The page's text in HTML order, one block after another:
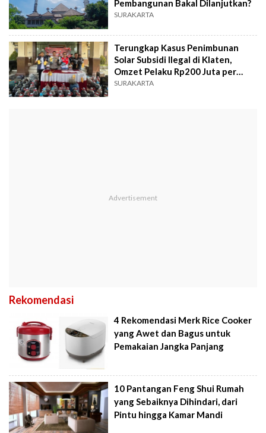
Pembangunan Bakal Dilanjutkan?
SURAKARTA
Terungkap Kasus Penimbunan
Solar Subsidi Ilegal di Klaten,
Omzet Pelaku Rp200 Juta per
Bulan
SURAKARTA
Rekomendasi
4 Rekomendasi Merk Rice Cooker
yang Awet dan Bagus untuk
Pemakaian Jangka Panjang
10 Pantangan Feng Shui Rumah
yang Sebaiknya Dihindari, dari
Pintu hingga Kamar Mandi